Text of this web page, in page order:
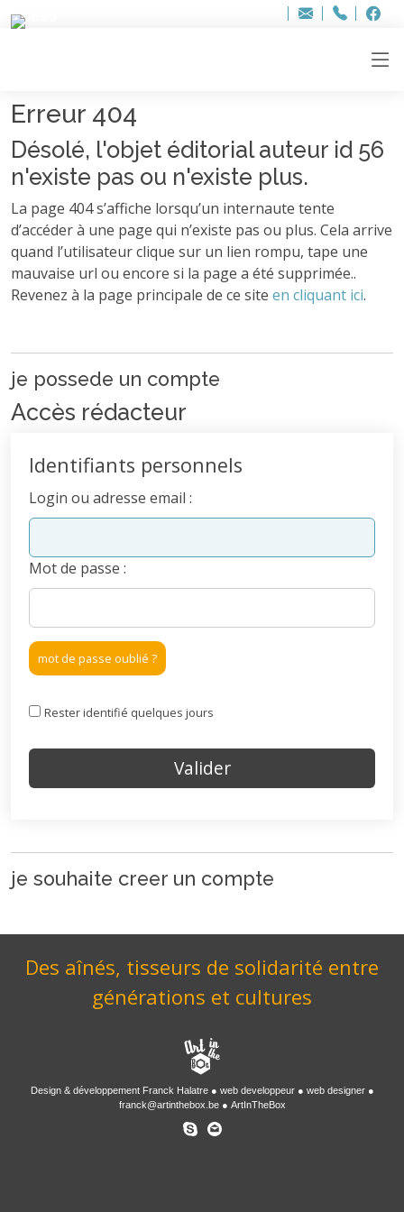
Adresse
info..hâthe..
Tel.
Tel.
Erreur 404
Désolé, l'objet éditorial auteur id 56
n'existe pas ou n'existe plus.
La page 404 s’affiche lorsqu’un internaute tente
d’accéder à une page qui n’existe pas ou plus. Cela arrive
quand l’utilisateur clique sur un lien rompu, tape une
mauvaise url ou encore si la page a été supprimée..
Revenez à la page principale de ce site en cliquant ici.
je possede un compte
Accès rédacteur
Identifiants personnels
Login ou adresse email :
Mot de passe :
mot de passe oublié ?
Rester identifié quelques jours
je souhaite creer un compte
Des aînés, tisseurs de solidarité entre
générations et cultures
Design & développement Franck Halatre web developpeur
web designer
franck@artinthebox.be
ArtInTheBox